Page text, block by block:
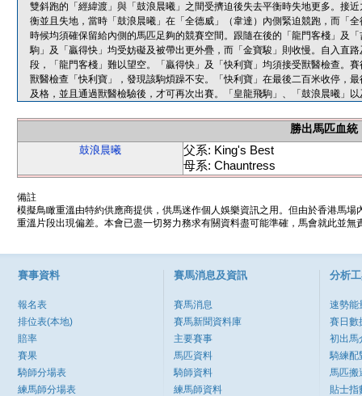
雙斜跑的「經緯渡」與「鼓浪晨曦」之間受擠迫後失去平衡時失地更多。接
衡並且失地，當時「鼓浪晨曦」在「全德威」（韋達）內側緊迫競跑，而「
時候均須確保留給內側的馬匹足夠的競賽空間。跟隨在後的「龍門客棧」及
駒」及「贏得快」均受妨礙及被帶出更外疊，而「金寶駿」則收慢。自入直
段，「龍門客棧」難以望空。「贏得快」及「快利寶」均須接受獸醫檢查。
獸醫檢查「快利寶」，發現該駒煩躁不安。「快利寶」在最後二百米收停，
及格，並且通過獸醫檢驗後，才可再次出賽。「皇龍飛駒」、「鼓浪晨曦」
勝出馬匹血統
鼓浪晨曦
父系: King's Best
母系: Chauntress
備註
模擬鳥瞰重溫由特約供應商提供，供馬迷作個人娛樂資訊之用。但由於香港馬
重溫片段出現偏差。本會已盡一切努力務求有關資料盡可能準確，馬會就此並
賽事資料
報名表
排位表(本地)
賠率
賽果
騎師分場表
練馬師分場表
賽馬消息及資訊
賽馬消息
賽馬新聞資料庫
主要賽事
馬匹資料
騎師資料
練馬師資料
分析
速勢能
賽日數
初出馬
騎練配
馬匹搬
貼士指